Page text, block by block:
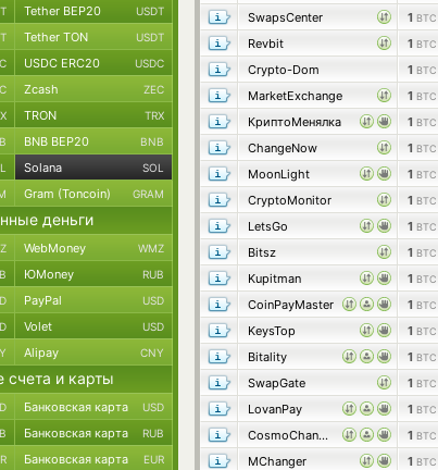
SwapsCenter 1 BTC
Revbit
1 BTC
Crypto-Dom
1 BTC
MarketExchange
1 BTC
КриптоМенялка
1 BTC
ChangeNow
1 BTC
MoonLight
1 BTC
CryptoMonitor
1 BTC
LetsGo
1 BTC
Bitsz
1 BTC
Kupitman
1 BTC
CoinPayMaster
1 BTC
KeysTop
1 BTC
Bitality
1 BTC
SwapGate
1 BTC
LovanPay
1 BTC
CosmoChanger
1 BTC
MChanger
1 BTC
Tether BEP20 USDT
Tether TON USDT
USDC ERC20 USDC
Zcash ZEC
TRON TRX
BNB BEP20 BNB
Solana SOL
Gram (Toncoin) GRAM
деньги
WebMoney WMZ
ЮMoney RUB
PayPal USD
Volet USD
Alipay CNY
счета и карты
Банковская карта USD
Банковская карта RUB
Банковская карта EUR